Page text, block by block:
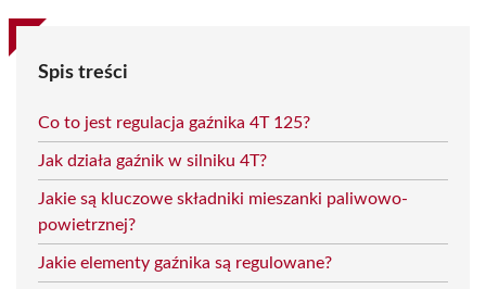
Spis treści
Co to jest regulacja gaźnika 4T 125?
Jak działa gaźnik w silniku 4T?
Jakie są kluczowe składniki mieszanki paliwowo-
powietrznej?
Jakie elementy gaźnika są regulowane?